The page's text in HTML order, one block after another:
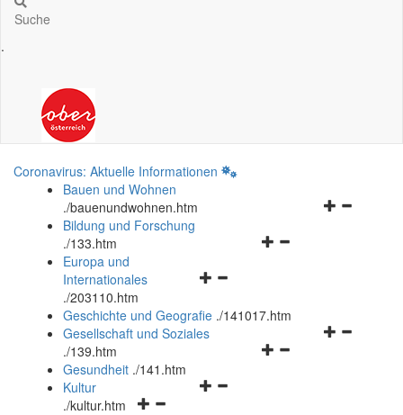
Suche
.
Coronavirus: Aktuelle Informationen
Bauen und Wohnen
./bauenundwohnen.htm
Navigationsmenü
Bildung und Forschung
./133.htm
Navigationsmenü
und
schließen
Europa und
Internationales
./203110.htm
Geschichte und Geografie ./141017.htm
Navigationsmenü
Gesellschaft und Soziales
./139.htm
Navigationsmenü
Gesundheit ./141.htm
Navigationsmenü
Kultur
./kultur.htm